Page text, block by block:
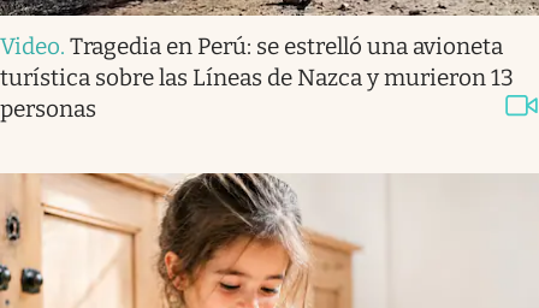
Video. Tragedia en Perú: se estrelló una avioneta
turística sobre las Líneas de Nazca y murieron 13
personas